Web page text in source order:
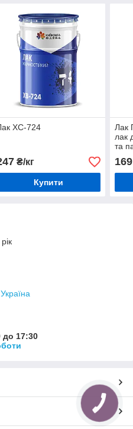
ХС-724
₴/кг
Купити
Лак
лак
та
169
до 17:30
КНОПКА
ЗВ'ЯЗКУ